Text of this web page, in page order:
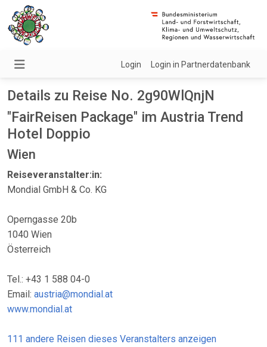
Login Login in Partnerdatenbank
Details zu Reise No. 2g90WlQnjN
"FairReisen Package" im Austria Trend
Hotel Doppio
Wien
Reiseveranstalter:in:
Mondial GmbH & Co. KG
Operngasse 20b
1040 Wien
Österreich
Tel.: +43 1 588 04-0
Email: austria@mondial.at
www.mondial.at
111 andere Reisen dieses Veranstalters anzeigen